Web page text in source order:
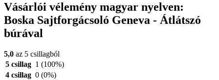
Vásárlói vélemény magyar nyelven:
Boska Sajtforgácsoló Geneva - Átlátszó
búrával
5,0 az 5 csillagból
5 csillag 1 (100%)
4 csillag 0 (0%)